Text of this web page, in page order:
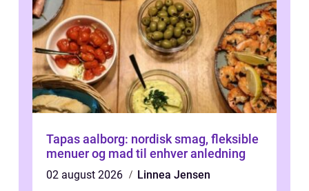
Tapas aalborg: nordisk smag, fleksible
menuer og mad til enhver anledning
02 august 2026
Linnea Jensen